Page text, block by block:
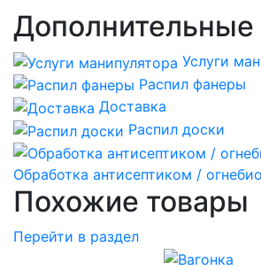
Дополнительные
Услуги
Распил фанеры
Доставка
Распил доски
Обработка антисептиком /
Похожие товары
Перейти в раздел